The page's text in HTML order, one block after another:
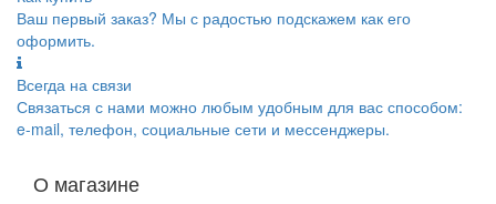
Ваш первый заказ? Мы с радостью подскажем как его
оформить.
Всегда на связи
Связаться с нами можно любым удобным для вас способом:
e-mail, телефон, социальные сети и мессенджеры.
О магазине